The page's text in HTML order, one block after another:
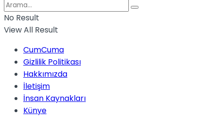
No Result
View All Result
No Result
View All Result
CumCuma
Gizlilik Politikası
Hakkımızda
İletişim
İnsan Kaynakları
Künye